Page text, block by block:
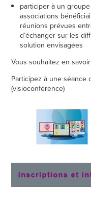
participer à un
associations
réunions prévues
d’échanger sur les
solution envisagées
Vous souhaitez en
Participez à une séance
(visioconférence)